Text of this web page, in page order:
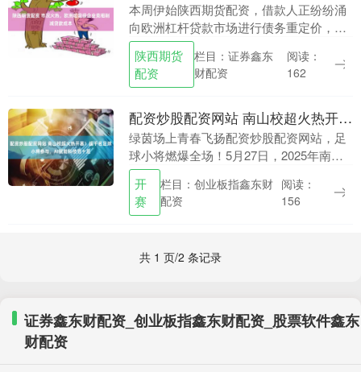
本周伊始陕西期货配资，借款人正纷纷涌
向欧洲杠杆贷款市场进行债务重定价，希
望利用有利的信用条件来削减其加点。 汉
堡王（Burger King）的运营商Restau....
陕西期货
配资
栏目：证券鑫东
财配资
阅读：
162
配资炒股配资网站 南山校超火热开赛！超千名足球小将参与，AI赋能科技范十足
绿茵场上青春飞扬配资炒股配资网站，足
球小将燃爆全场！5月27日，2025年南山
区中小学生校园足球锦标赛（简称“南山校
超”）开幕式在法兰克福（深圳南山）足球
训练中....
开
赛
栏目：创业板指鑫东财
配资
阅读：
156
共 1 页/2 条记录
证券鑫东财配资_创业板指鑫东财配资_股票软件鑫东
财配资